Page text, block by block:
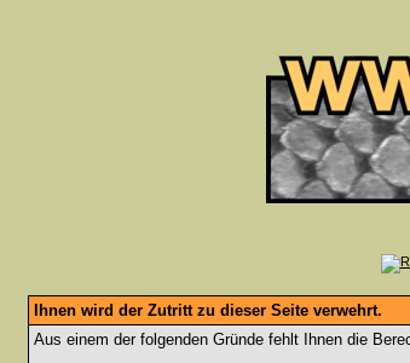
Ihnen wird der Zutritt zu dieser Seite verwehrt.
Aus einem der folgenden Gründe fehlt Ihnen die